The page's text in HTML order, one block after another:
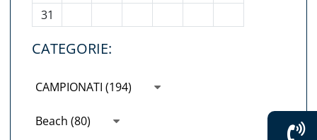
31
CATEGORIE:
CAMPIONATI (194)
Beach (80)